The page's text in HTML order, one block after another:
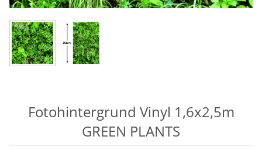
Fotohintergrund Vinyl 1,6x2,5m
GREEN PLANTS